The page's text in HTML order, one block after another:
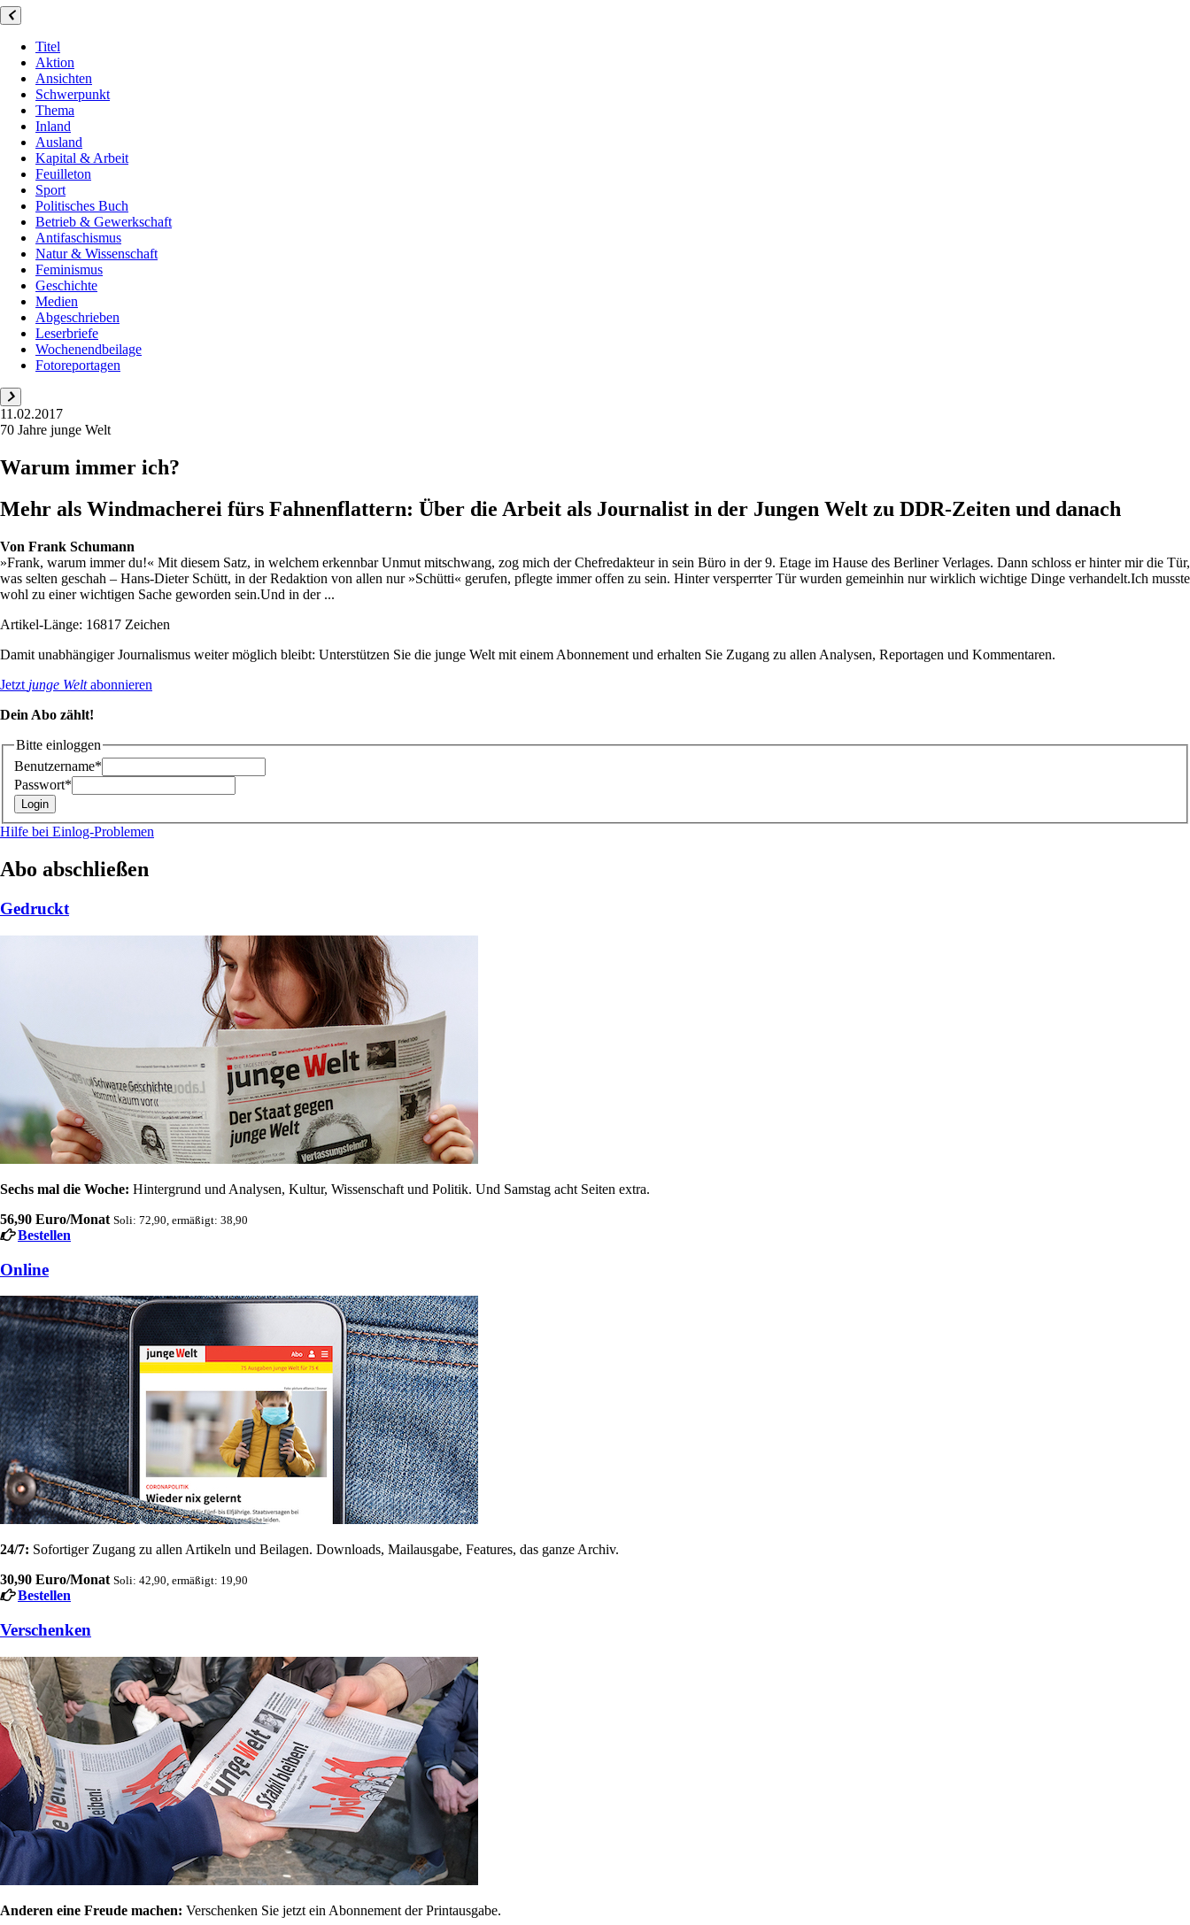
Titel
Aktion
Ansichten
Schwerpunkt
Thema
Inland
Ausland
Kapital & Arbeit
Feuilleton
Sport
Politisches Buch
Betrieb & Gewerkschaft
Antifaschismus
Natur & Wissenschaft
Feminismus
Geschichte
Medien
Abgeschrieben
Leserbriefe
Wochenendbeilage
Fotoreportagen
11.02.2017
70 Jahre junge Welt
Warum immer ich?
Mehr als Windmacherei fürs Fahnenflattern: Über die Arbeit als Journalist in der Jungen Welt zu DDR-Zeiten und danach
Von Frank Schumann
»Frank, warum immer du!« Mit diesem Satz, in welchem erkennbar Unmut mitschwang, zog mich der Chefredakteur in sein Büro in der 9. Etage im Hause des Berliner Verlages. Dann schloss er hinter mir die Tür,
was selten geschah – Hans-Dieter Schütt, in der Redaktion von allen nur »Schütti« gerufen, pflegte immer offen zu sein. Hinter versperrter Tür wurden gemeinhin nur wirklich wichtige Dinge verhandelt.Ich musste
wohl zu einer wichtigen Sache geworden sein.Und in der ...
Artikel-Länge: 16817 Zeichen
Damit unabhängiger Journalismus weiter möglich bleibt: Unterstützen Sie die junge Welt mit einem Abonnement und erhalten Sie Zugang zu allen Analysen, Reportagen und Kommentaren.
Jetzt junge Weltabonnieren
Dein Abo zählt!
Bitte einloggen
Benutzername*
Passwort*
Hilfe bei Einlog-Problemen
Abo abschließen
Gedruckt
Sechs mal die Woche: Hintergrund und Analysen, Kultur, Wissenschaft und Politik. Und Samstag acht Seiten extra.
56,90 Euro/Monat Soli: 72,90, ermäßigt: 38,90
Bestellen
Online
24/7: Sofortiger Zugang zu allen Artikeln und Beilagen. Downloads, Mailausgabe, Features, das ganze Archiv.
30,90 Euro/Monat Soli: 42,90, ermäßigt: 19,90
Bestellen
Verschenken
Anderen eine Freude machen: Verschenken Sie jetzt ein Abonnement der Printausgabe.